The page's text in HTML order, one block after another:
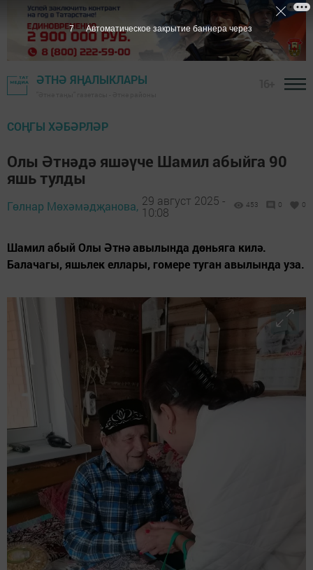
ӘТНӘ ЯҢАЛЫКЛАРЫ
СОҢГЫ ХӘБӘРЛӘР
Олы Әтнәдә яшәүче Шамил абыйга 90
яшь тулды
Гөлнар Мөхәмәдҗанова, 29 август 2025 -
10:08
453 0 0
Шамил абый Олы Әтнә авылында дөньяга килә.
Балачагы, яшьлек еллары, гомере туган авылында уза.
6 Автоматическое закрытие баннера через